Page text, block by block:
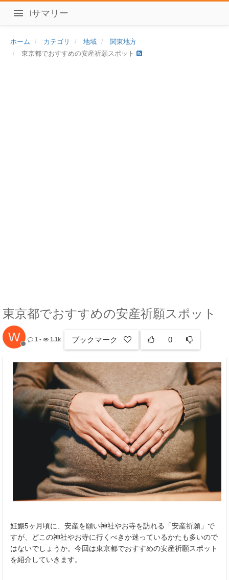
iサマリー
ホーム カテゴリ 地域
関東地方
東京都でおすすめの安産祈願スポット
東京都でおすすめの安産祈願スポット
W 1 • 1.1k ブックマーク 0
妊娠5ヶ月頃に、安産を願い神社やお寺を訪れる「安産祈願」で
すが、どこの神社やお寺に行くべきか迷っているかたも多いので
はないでしょうか。今回は東京都でおすすめの安産祈願スポット
を紹介していきます。